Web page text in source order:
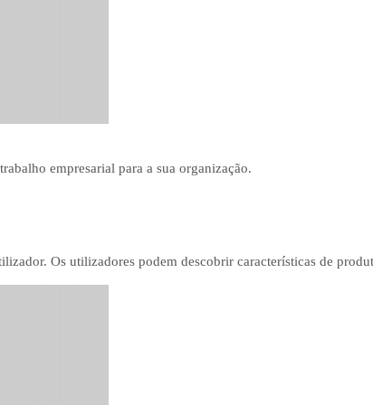
empresarial para a sua organização.
Os utilizadores podem descobrir características de